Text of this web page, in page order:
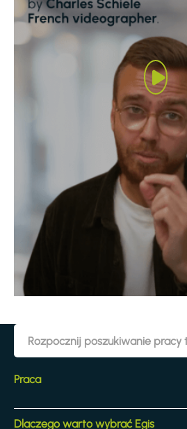
Praca
Pierwsze doświadczenia zawodowe
Dlaczego warto wybrać Egis